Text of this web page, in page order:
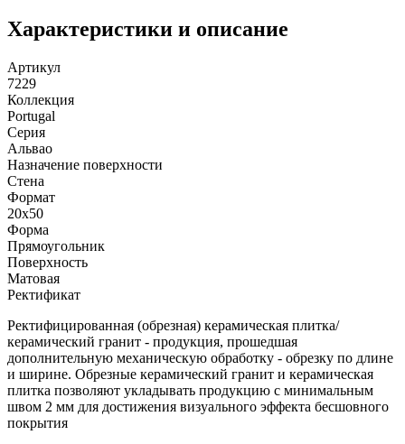
Характеристики и описание
Артикул
7229
Коллекция
Portugal
Серия
Альвао
Назначение поверхности
Стена
Формат
20x50
Форма
Прямоугольник
Поверхность
Матовая
Ректификат
Ректифицированная (обрезная) керамическая плитка/
керамический гранит - продукция, прошедшая
дополнительную механическую обработку - обрезку по длине
и ширине. Обрезные керамический гранит и керамическая
плитка позволяют укладывать продукцию с минимальным
швом 2 мм для достижения визуального эффекта бесшовного
покрытия